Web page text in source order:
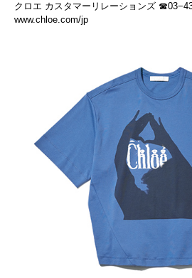
クロエ カスタマーリレーションズ
www.chloe.com/jp